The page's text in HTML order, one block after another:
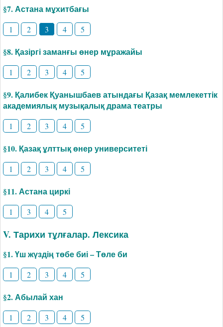
§7. Астана мұхитбағы
1 2 3 4 5
§8. Қазіргі заманғы өнер мұражайы
1 2 3 4 5
§9. Қалибек Қуанышбаев атындағы Қазақ мемлекеттік
академиялық музықалық драма театры
1 2 3 4 5
§10. Қазақ ұлттық өнер университеті
1 2 3 4 5
§11. Астана циркі
1 3 4 5
V. Тарихи тұлғалар. Лексика
§1. Үш жүздің төбе биі – Төле би
1 2 3 4 5
§2. Абылай хан
1 2 3 4 5